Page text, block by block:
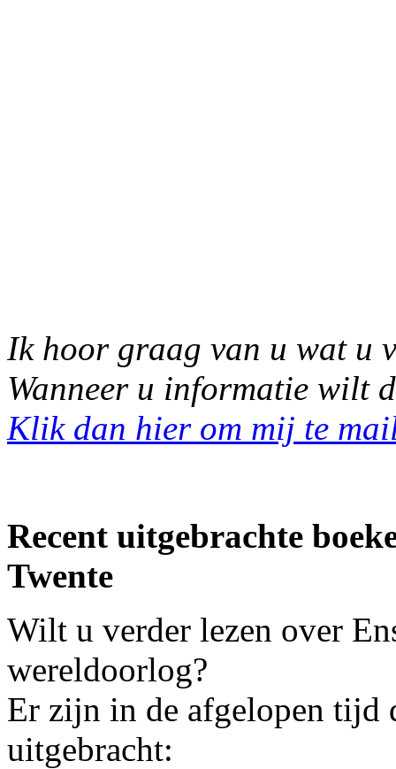
Ik hoor graag van u wat u
Wanneer u informatie wilt
Klik dan hier om mij te
Recent uitgebrachte
Twente
Wilt u verder lezen over
wereldoorlog?
Er zijn in de afgelopen tijd
uitgebracht: